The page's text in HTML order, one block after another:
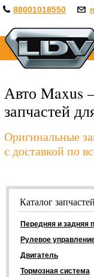
88001018550
Авто Maxus
запчастей
Оригинальные
с доставкой по
Каталог
Передняя и задняя
Рулевое
Двигатель
Тормозная система